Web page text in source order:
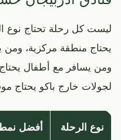
ليست كل رحلة تحتاج نوع
يحتاج منطقة مركزية، ومن
ومن يسافر مع أطفال
لجولات خارج باكو يحتاج
نوع الرحلة أفضل